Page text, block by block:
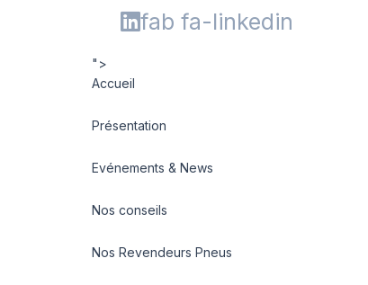
fab fa-linkedin
">
Accueil
Présentation
Evénements & News
Nos conseils
Nos Revendeurs Pneus